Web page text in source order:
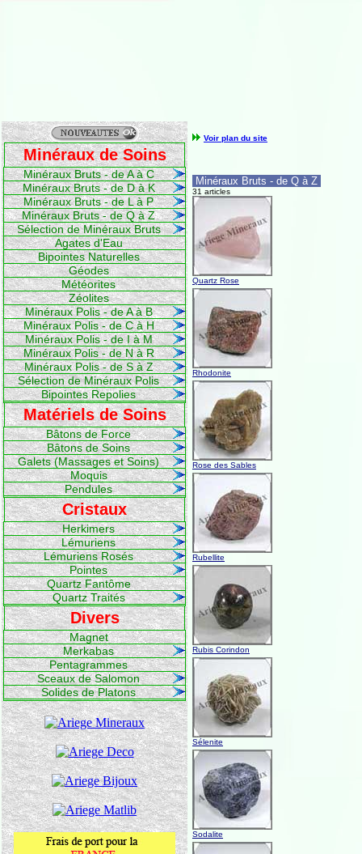
Minéraux de Soins
Minéraux Bruts - de A à C
Minéraux Bruts - de D à K
Minéraux Bruts - de L à P
Minéraux Bruts - de Q à Z
Sélection de Minéraux Bruts
Agates d'Eau
Bipointes Naturelles
Géodes
Météorites
Zéolites
Minéraux Polis - de A à B
Minéraux Polis - de C à H
Minéraux Polis - de I à M
Minéraux Polis - de N à R
Minéraux Polis - de S à Z
Sélection de Minéraux Polis
Bipointes Repolies
Matériels de Soins
Bâtons de Force
Bâtons de Soins
Galets (Massages et Soins)
Moquis
Pendules
Cristaux
Herkimers
Lémuriens
Lémuriens Rosés
Pointes
Quartz Fantôme
Quartz Traités
Divers
Magnet
Merkabas
Pentagrammes
Sceaux de Salomon
Solides de Platons
Voir plan du site
Minéraux Bruts - de Q à Z
31 articles
Quartz Rose
Rhodonite
Rose des Sables
Rubellite
Rubis Corindon
Sélenite
Sodalite